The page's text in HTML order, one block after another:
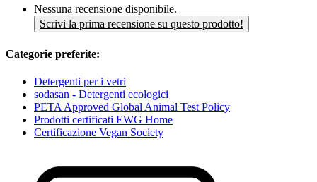
Nessuna recensione disponibile.
Scrivi la prima recensione su questo prodotto!
Categorie preferite:
Detergenti per i vetri
sodasan - Detergenti ecologici
PETA Approved Global Animal Test Policy
Prodotti certificati EWG Home
Certificazione Vegan Society